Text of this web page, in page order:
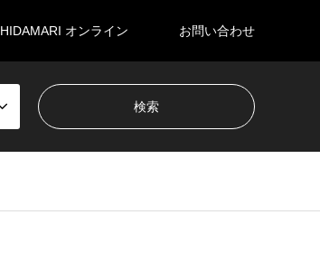
HIDAMARI オンライン お問い合わせ